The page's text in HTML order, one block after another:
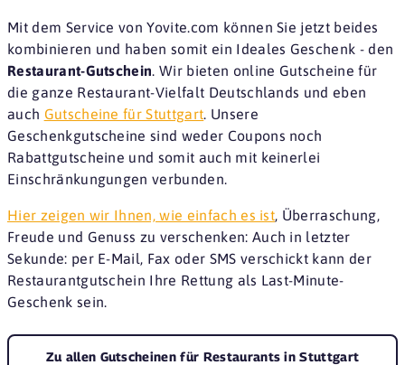
Mit dem Service von Yovite.com können Sie jetzt beides
kombinieren und haben somit ein Ideales Geschenk - den
Restaurant-Gutschein. Wir bieten online Gutscheine für
die ganze Restaurant-Vielfalt Deutschlands und eben
auch Gutscheine für Stuttgart. Unsere
Geschenkgutscheine sind weder Coupons noch
Rabattgutscheine und somit auch mit keinerlei
Einschränkungungen verbunden.
Hier zeigen wir Ihnen, wie einfach es ist, Überraschung,
Freude und Genuss zu verschenken: Auch in letzter
Sekunde: per E-Mail, Fax oder SMS verschickt kann der
Restaurantgutschein Ihre Rettung als Last-Minute-
Geschenk sein.
Zu allen Gutscheinen für Restaurants in Stuttgart